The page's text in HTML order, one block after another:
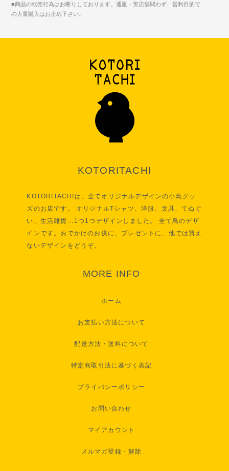
■商品の転売行為はお断りしております。通販・実店舗問わず、営利目的で
の大量購入はお止め下さい。
KOTORITACHI
KOTORITACHIは、全てオリジナルデザインの小鳥グッ
ズのお店です。 オリジナルTシャツ、洋服、文具、てぬぐ
い、生活雑貨…1つ1つデザインしました。 全て鳥のデザ
インです。おでかけのお供に、プレゼントに、他では買え
ないデザインをどうぞ。
MORE INFO
ホーム
お支払い方法について
配送方法・送料について
特定商取引法に基づく表記
プライバシーポリシー
お問い合わせ
マイアカウント
メルマガ登録・解除